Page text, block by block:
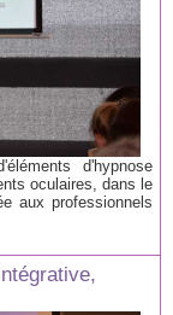
d'hypnose
oculaires, dans le
aux professionnels